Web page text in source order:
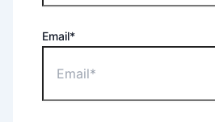
Email*